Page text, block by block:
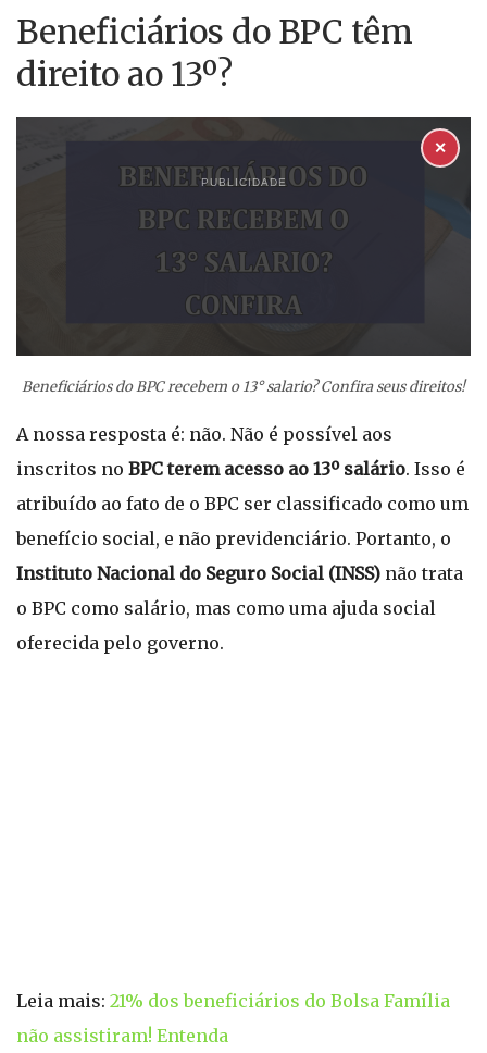
Beneficiários do BPC têm
direito ao 13º?
PUBLICIDADE
✕
Beneficiários do BPC recebem o 13° salario? Confira seus direitos!
A nossa resposta é: não. Não é possível aos
inscritos no BPC terem acesso ao 13º salário. Isso é
atribuído ao fato de o BPC ser classificado como um
benefício social, e não previdenciário. Portanto, o
Instituto Nacional do Seguro Social (INSS) não trata
o BPC como salário, mas como uma ajuda social
oferecida pelo governo.
Leia mais: 21% dos beneficiários do Bolsa Família
não assistiram! Entenda